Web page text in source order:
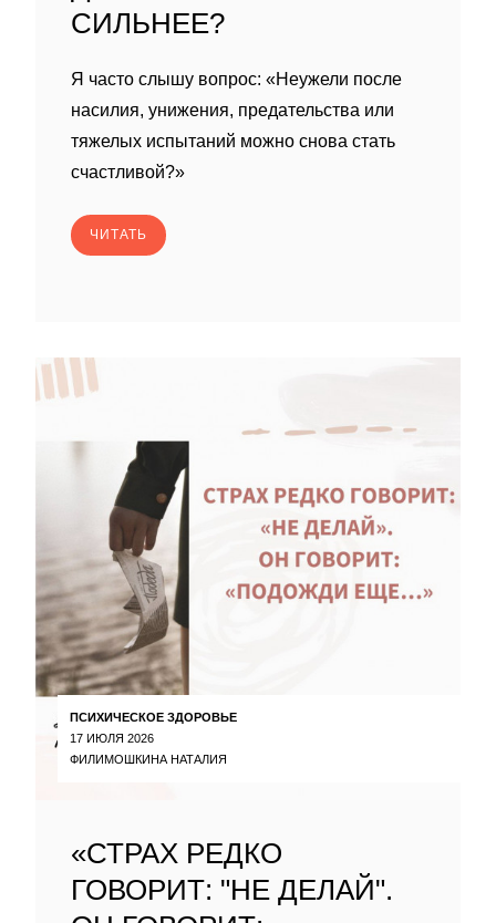
СИЛЬНЕЕ?
Я часто слышу вопрос: «Неужели после
насилия, унижения, предательства или
тяжелых испытаний можно снова стать
счастливой?»
ЧИТАТЬ
ПСИХИЧЕСКОЕ ЗДОРОВЬЕ
17 ИЮЛЯ 2026
ФИЛИМОШКИНА НАТАЛИЯ
«СТРАХ РЕДКО
ГОВОРИТ: "НЕ ДЕЛАЙ".